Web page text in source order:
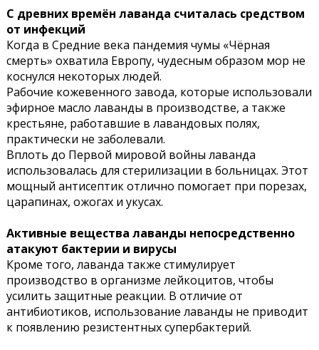
С древних времён лаванда считалась средством
от инфекций
Когда в Средние века пандемия чумы «Чёрная
смерть» охватила Европу, чудесным образом мор не
коснулся некоторых людей.
Рабочие кожевенного завода, которые использовали
эфирное масло лаванды в производстве, а также
крестьяне, работавшие в лавандовых полях,
практически не заболевали.
Вплоть до Первой мировой войны лаванда
использовалась для стерилизации в больницах. Этот
мощный антисептик отлично помогает при порезах,
царапинах, ожогах и укусах.
Активные вещества лаванды непосредственно
атакуют бактерии и вирусы
Кроме того, лаванда также стимулирует
производство в организме лейкоцитов, чтобы
усилить защитные реакции. В отличие от
антибиотиков, использование лаванды не приводит
к появлению резистентных супербактерий.